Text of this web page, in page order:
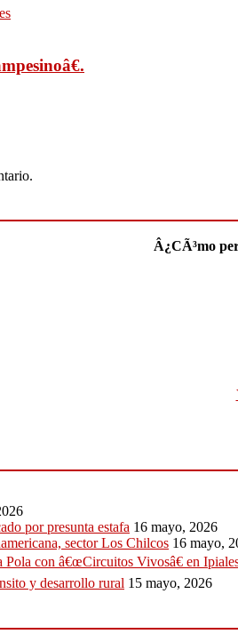
Â¿CÃ³mo
por presunta estafa 16 mayo, 2026
sector Los Chilcos 16 mayo,
con â€œCircuitos Vivosâ€ en
y desarrollo rural 15 mayo, 2026